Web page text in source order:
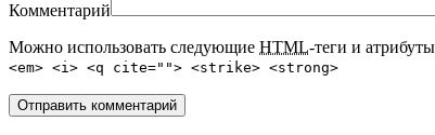
Комментарий
Можно использовать следующие HTML-теги и
<em> <i> <q cite=""> <strike> <strong>